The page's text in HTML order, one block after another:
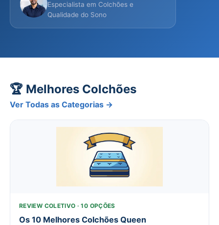
Especialista em Colchões e
Qualidade do Sono
🏆 Melhores Colchões
Ver Todas as Categorias →
REVIEW COLETIVO · 10 OPÇÕES
Os 10 Melhores Colchões Queen